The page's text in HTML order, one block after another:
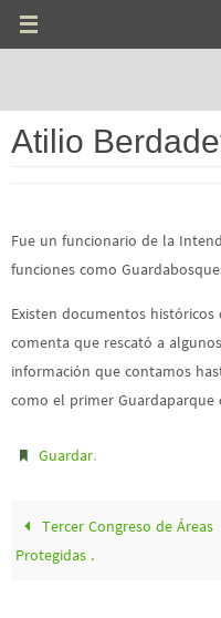
Atilio
Fue un funcionario de la
funciones como
Existen documentos
comenta que rescató a
información que contamos
como el primer Guardaparque
Guardar.
Tercer Congreso de Áreas
Protegidas .